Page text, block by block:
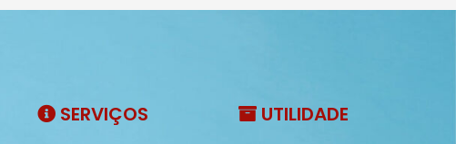
SERVIÇOS UTILIDADE